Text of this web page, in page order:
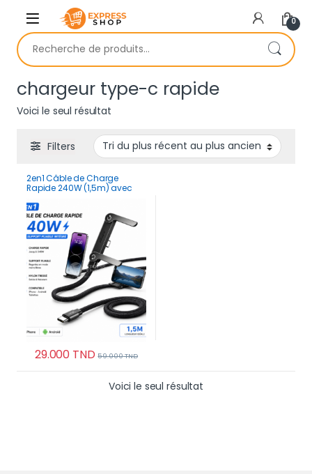
Skip to navigation
Skip to content
0
Recherche pour :
chargeur type-c rapide
Voici le seul résultat
Filters
2en1 Câble de Charge
Rapide 240W (1,5m) avec
Cordon Robuste pour
Smartphones et Tablettes
29.000 TND 59.000TND
Voici le seul résultat